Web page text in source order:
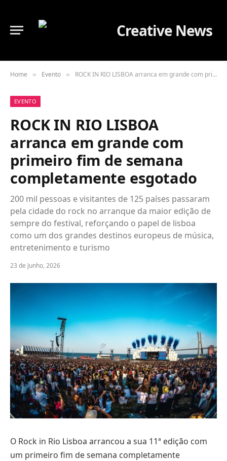
Home » Evento » ROCK IN RIO LISBOA arranca em grande com primeiro fim de semana completamente esgotado
EVENTO
ROCK IN RIO LISBOA
arranca em grande com
primeiro fim de semana
completamente esgotado
200 mil pessoas e visitantes de 125 países passaram
pela cidade do rock no arranque da maior edição de
sempre do festival, reforçando o papel de lisboa
como um dos grandes destinos europeus de música,
entretenimento e turismo
23 de Junho, 2026
O Rock in Rio Lisboa arrancou a sua 11ª edição com
um primeiro fim de semana completamente